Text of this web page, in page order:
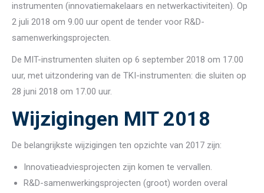
instrumenten (innovatiemakelaars en netwerkactiviteiten). Op
2 juli 2018 om 9.00 uur opent de tender voor R&D-
samenwerkingsprojecten.
De MIT-instrumenten sluiten op 6 september 2018 om 17.00
uur, met uitzondering van de TKI-instrumenten: die sluiten op
28 juni 2018 om 17.00 uur.
Wijzigingen MIT 2018
De belangrijkste wijzigingen ten opzichte van 2017 zijn:
Innovatieadviesprojecten zijn komen te vervallen.
R&D-samenwerkingsprojecten (groot) worden overal